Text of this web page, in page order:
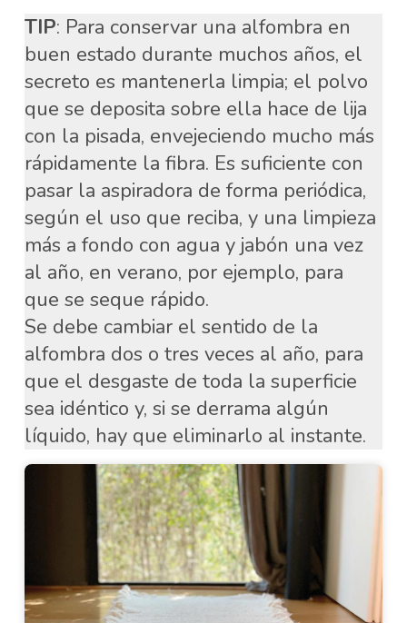
TIP: Para conservar una alfombra en
buen estado durante muchos años, el
secreto es mantenerla limpia; el polvo
que se deposita sobre ella hace de lija
con la pisada, envejeciendo mucho más
rápidamente la fibra. Es suficiente con
pasar la aspiradora de forma periódica,
según el uso que reciba, y una limpieza
más a fondo con agua y jabón una vez
al año, en verano, por ejemplo, para
que se seque rápido.
Se debe cambiar el sentido de la
alfombra dos o tres veces al año, para
que el desgaste de toda la superficie
sea idéntico y, si se derrama algún
líquido, hay que eliminarlo al instante.